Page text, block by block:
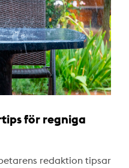
för regniga
redaktion tipsar